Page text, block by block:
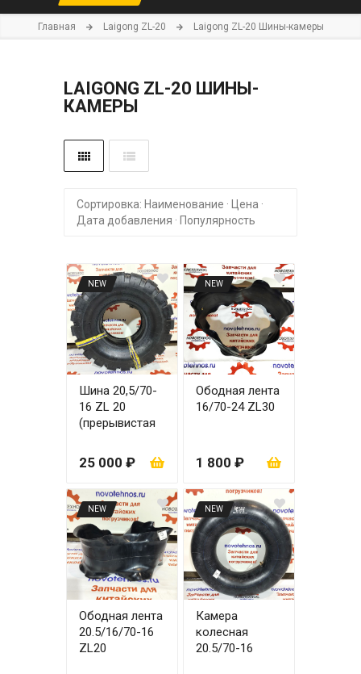
Главная Laigong ZL-20 Laigong ZL-20 Шины-камеры
LAIGONG ZL-20 ШИНЫ-
КАМЕРЫ
Сортировка: Наименование · Цена ·
Дата добавления · Популярность
NEW
Шина 20,5/70-
16 ZL 20
(прерывистая
25 000 ₽
NEW
Ободная лента
16/70-24 ZL30
1 800 ₽
NEW
Ободная лента
20.5/16/70-16
ZL20
NEW
Камера
колесная
20.5/70-16